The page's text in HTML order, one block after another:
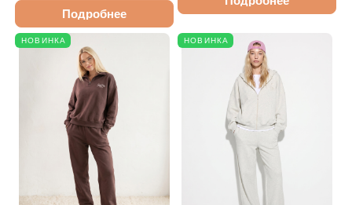
Подробнее
НОВИНКА НОВИНКА